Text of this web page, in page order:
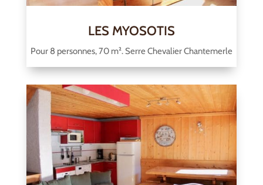
LES MYOSOTIS
Pour 8 personnes, 70 m². Serre Chevalier Chantemerle